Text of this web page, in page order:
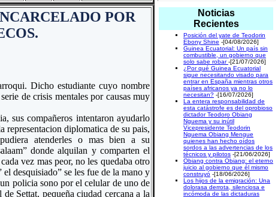
POR
Dicho estudiante cuyo nombre
de crisis mentales por causas muy
sus compañeros intentaron ayudarlo
diplomatica de su pais,
atenderles o mas bien a su
donde alquilan y comparten el
vez mas peor, no les quedaba otro
desquisiado” se les fue de la mano y
policia sono por el celular de uno de
Settat, pequeña ciudad cercana a la
Noticias
Recientes
Posición del yate de Teodorin
Ebony Shine -[04/08/2026]
Guinea Ecuatorial: Un país sin
combustible, un gobierno que
solo sabe robar-[21/07/2026]
¿Por qué Guinea Ecuatorial
sigue necesitando visado para
entrar en España mientras otros
países africanos ya no lo
necesitan? -[16/07/2026]
La entera responsabilidad de
esta catástrofe es del oprobioso
dictador Teodoro Obiang
Nguema y su inútil
Vicepresidente Teodorin
Nguema Obiang Mengue
quienes han hecho oídos
sordos a las advertencias de los
técnicos y pilotos -[21/06/2026]
Obiang contra Obiang: el eterno
juicio al gobierno que él mismo
construyó -[18/06/2026]
Los hijos de la emigración: Una
dolorasa derrota, silenciosa e
incómoda de las dictaduras